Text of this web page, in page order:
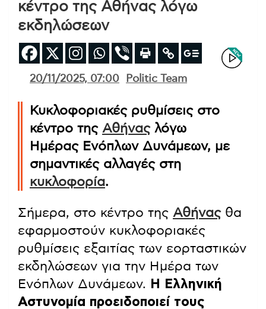
κέντρο της Αθήνας λόγω
εκδηλώσεων
20/11/2025, 07:00 Politic Team
Κυκλοφοριακές ρυθμίσεις στο
κέντρο της Αθήναςλόγω
Ημέρας Ενόπλων Δυνάμεων, με
σημαντικές αλλαγές στη
κυκλοφορία.
Σήμερα, στο κέντρο της Αθήναςθα
εφαρμοστούν κυκλοφοριακές
ρυθμίσεις εξαιτίας των εορταστικών
εκδηλώσεων για την Ημέρα των
Ενόπλων Δυνάμεων.
Η Ελληνική
Αστυνομία προειδοποιεί τους